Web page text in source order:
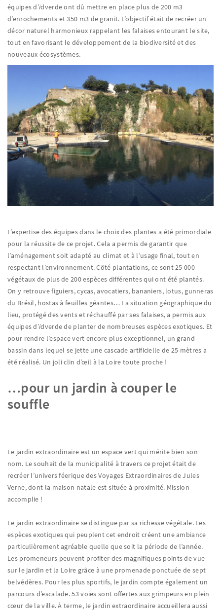
équipes d’idverde ont dû mettre en place plus de 200 m3
d’enrochements et 350 m3 de granit. L’objectif était de recréer un
décor naturel harmonieux rappelant les falaises entourant le site,
tout en favorisant le développement de la biodiversité et des
nouveaux écosystèmes.
L’expertise des équipes dans le choix des plantes a été primordiale
pour la réussite de ce projet. Cela a permis de garantir que
l’aménagement soit adapté au climat et à l’usage final, tout en
respectant l’environnement. Côté plantations, ce sont 25 000
végétaux de plus de 200 espèces différentes qui ont été plantés.
On y retrouve figuiers, cycas, avocatiers, bananiers, lotus, gunneras
du Brésil, hostas à feuilles géantes… La situation géographique du
lieu, protégé des vents et réchauffé par ses falaises, a permis aux
équipes d’idverde de planter de nombreuses espèces exotiques. Et
pour rendre l’espace vert encore plus exceptionnel, un grand
bassin dans lequel se jette une cascade artificielle de 25 mètres a
été réalisé. Un joli clin d’œil à la Loire toute proche !
…pour un jardin à couper le
souffle
Le jardin extraordinaire est un espace vert qui mérite bien son
nom. Le souhait de la municipalité à travers ce projet était de
recréer l’univers féerique des Voyages Extraordinaires de Jules
Verne, dont la maison natale est située à proximité. Mission
accomplie !
Le jardin extraordinaire se distingue par sa richesse végétale. Les
espèces exotiques qui peuplent cet endroit créent une ambiance
particulièrement agréable quelle que soit la période de l’année.
Les promeneurs peuvent profiter des magnifiques points de vue
sur le jardin et la Loire grâce à une promenade ponctuée de sept
belvédères. Pour les plus sportifs, le jardin compte également un
parcours d’escalade. 53 voies sont offertes aux grimpeurs en plein
cœur de la ville. À terme, le jardin extraordinaire accueillera aussi